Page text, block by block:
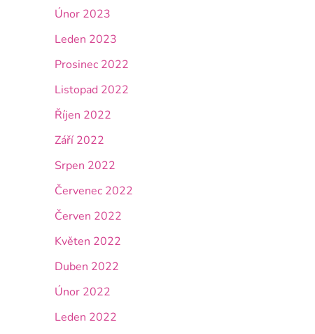
Únor 2023
Leden 2023
Prosinec 2022
Listopad 2022
Říjen 2022
Září 2022
Srpen 2022
Červenec 2022
Červen 2022
Květen 2022
Duben 2022
Únor 2022
Leden 2022